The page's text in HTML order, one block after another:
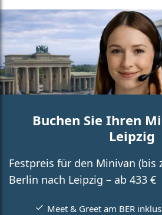
Buchen Sie Ihren
Leipzig
Festpreis für den Minivan (bis
Berlin nach Leipzig – ab 433 €
Meet & Greet am BER